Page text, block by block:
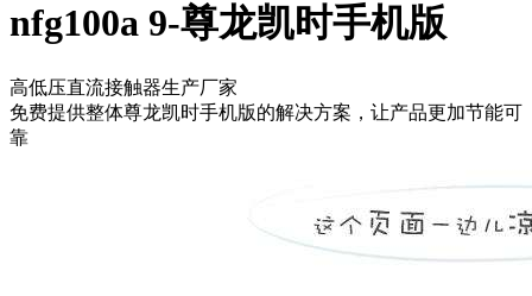
nfg100a 9-尊龙凯时手机版
高低压直流接触器生产厂家
免费提供整体尊龙凯时手机版的解决方案，让产品更加节能可
靠